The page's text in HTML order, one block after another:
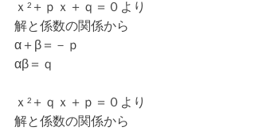
ｘ²＋ｐｘ＋ｑ＝０より
解と係数の関係から
α＋β＝－ｐ
αβ＝ｑ
ｘ²＋ｑｘ＋ｐ＝０より
解と係数の関係から